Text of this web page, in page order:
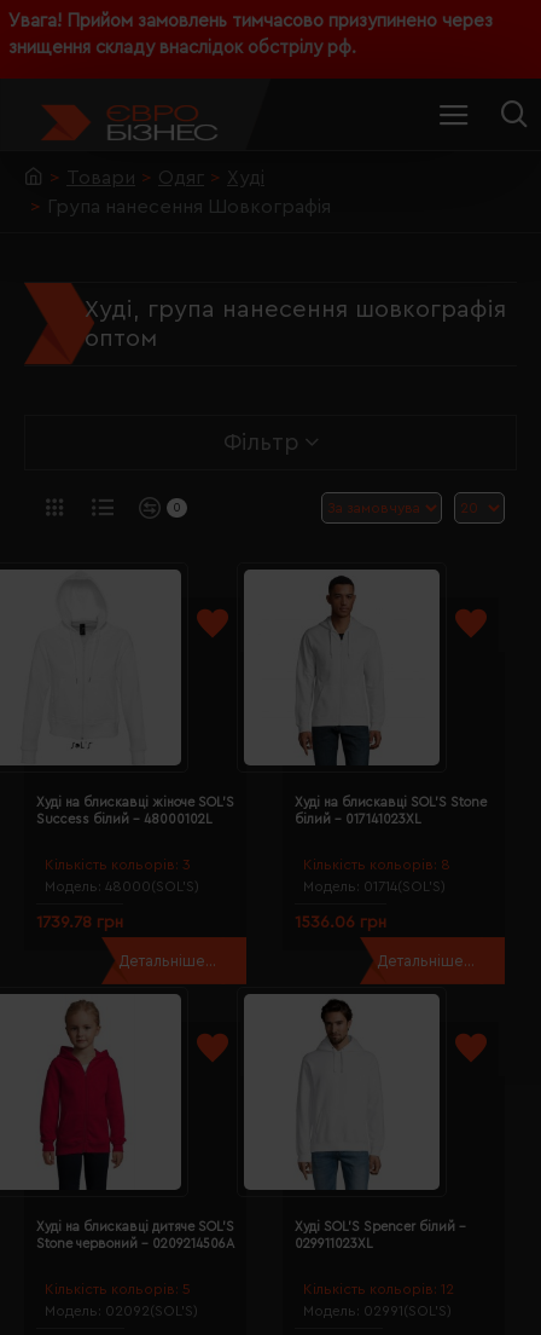
Увага! Прийом замовлень тимчасово призупинено через
знищення складу внаслідок обстрілу рф.
Товари Одяг
Худі
Група нанесення Шовкографія
Худі, група нанесення шовкографія
оптом
Фільтр
0
Кількість кольорів: 3
Модель: 48000(SOL’S)
Худі на блискавці жіноче SOL'S
Success білий - 48000102L
1739.78 грн
Детальніше...
Кількість кольорів: 8
Модель: 01714(SOL’S)
Худі на блискавці SOL'S Stone
білий - 017141023XL
1536.06 грн
Детальніше...
Кількість кольорів: 5
Модель: 02092(SOL’S)
Худі на блискавці дитяче SOL'S
Stone червоний - 0209214506A
Кількість кольорів: 12
Модель: 02991(SOL’S)
Худі SOL'S Spencer білий -
029911023XL